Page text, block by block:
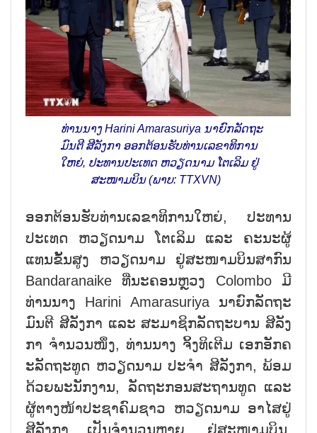
ທ່ານນາງ Harini Amarasuriya ​ນາ​ຍົກ​ລັດ​ຖະ​
ມົນ​ຕີ ສີ​ລັງ​ກາ ອອກ​ຕ້ອນ​ຮັບ​ທ່ານເລ​ຂາ​ທິ​ການ​
ໃຫຍ່, ປະ​ທານ​ປະ​ເທດ ຫວຽດ​ນາມ ໂຕ​ເລິມ ຢູ່​
ສະ​ໜາມ​ບິນ (ພາບ: TTXVN)
ອອກ​ຕ້ອນ​ຮັບ​ທ່ານ​ເລ​ຂາ​ທິ​ການ​ໃຫຍ່, ປະ​ທານ​
ປະ​ເທດ ຫວຽດ​ນາມ ໂຕ​ເລິມ ແລະ ຄະ​ນະ​ຜູ້​
ແທນ​ຂັ້​ນ​ສູງ ຫວຽດ​ນາມ ຢູ່​ສະ​ໜາມ​ບິນ​ສາ​ກົນ
Bandaranaike ​ທີ່​ນະ​ຄອນຫຼວງ Colombo ມີ​
ທ່ານນາງ Harini Amarasuriya ​ນາ​ຍົກ​ລັດ​ຖະ​
ມົນ​ຕີ ສີ​ລັງ​ກາ ​ແລ​ະ ສະ​ມາ​ຊິກ​ລັດ​ຖະ​ບານ ສີ​ລັງ​
ກາ ຈ​ຳ​ນວນ​ໜຶ່ງ, ທ່ານ​ນາງ ຈິ້ງ​ທິ​ເຕີມ ເອກ​ອັກ​ຄ​
ະ​ລັດ​ຖະ​ທູດ ຫວຽດ​ນາມ ປະ​ຈຳ ສີ​ລັງ​ກາ, ພ້ອມ​
ດ້ວຍ​ພະ​ນັກ​ງານ, ລັດ​ຖະ​ກອນ​ສະ​ຖານ​ທູດ ແລະ
ຜູ້​ຕ​າງ​ໜ້າ​ປະ​ຊາ​ຄົມ​ຊາວ​ ຫວຽດ​ນາມ ອາ​ໄສ​ຢູ່
ສີ​ລັງ​ກາ ເປັນ​ຈຳ​ນວນຫຼາຍ. ຢູ່​ສະ​ໜາມ​ບິນ,